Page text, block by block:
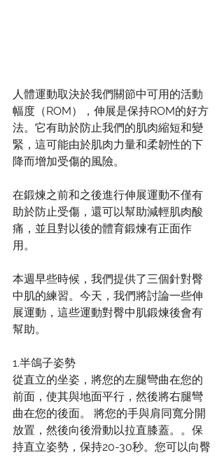
人體運動取決於我們關節中可用的活動
幅度（ROM），伸展是保持ROM的好方
法。它有助於防止我們的肌肉縮短和變
緊，這可能由於肌肉力量和柔韌性的下
降而增加受傷的風險。
在鍛煉之前和之後進行伸展運動不僅有
助於防止受傷，還可以幫助減輕肌肉酸
痛，並且對以後的體育鍛煉有正面作
用。
本週早些時候，我們提供了三個針對臀
中肌的練習。今天，我們將討論一些伸
展運動，這些運動對臀中肌鍛煉後會有
幫助。
1.半鴿子姿勢
從直立的坐姿，將您的左腿彎曲在您的
前面，使其與地面平行，然後將右腿彎
曲在您的後面。 將您的手與肩同寬分開
放置，然後向後滑動以拉直膝蓋。。保
持直立姿勢，保持20-30秒。您可以向臀